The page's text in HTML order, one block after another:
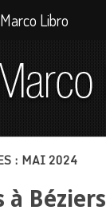
: MAI 2024
à Béziers
Marco Libro